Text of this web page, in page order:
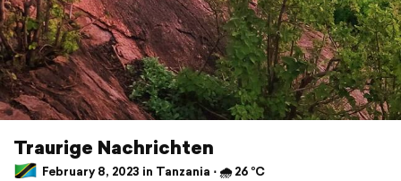
Traurige Nachrichten
February 8, 2023 in Tanzania ⋅ 🌧 26 °C